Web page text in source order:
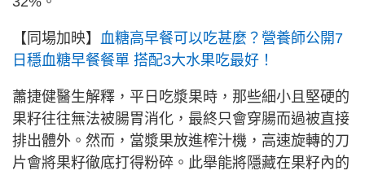
【同場加映】 血糖高早餐可以吃甚麼？營養師公開7
日穩血糖早餐餐單 搭配3大水果吃最好！
蕭捷健醫生解釋，平日吃漿果時，那些細小且堅硬的
果籽往往無法被腸胃消化，最終只會穿腸而過被直接
排出體外。然而，當漿果放進榨汁機，高速旋轉的刀
片會將果籽徹底打得粉碎。此舉能將隱藏在果籽內的